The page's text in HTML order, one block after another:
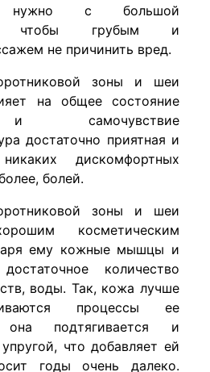
нужно с большой
чтобы грубым и
не причинить вред.
зоны и шеи
на общее состояние
самочувствие
достаточно приятная и
дискомфортных
болей.
зоны и шеи
косметическим
ему кожные мышцы и
количество
воды. Так, кожа лучше
процессы ее
она подтягивается и
что добавляет ей
годы очень далеко.